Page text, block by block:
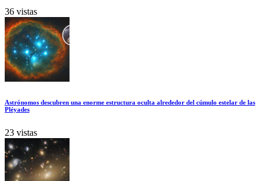
36 vistas
Astrónomos descubren una enorme estructura oculta alrededor del cúmulo estelar de las
Pléyades
23 vistas